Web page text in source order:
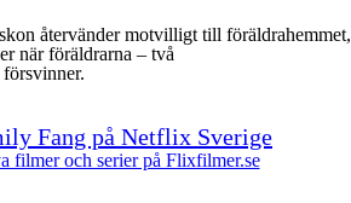
återvänder motvilligt till föräldrahemmet,
när föräldrarna – två
Fang på Netflix Sverige
filmer och serier på Flixfilmer.se